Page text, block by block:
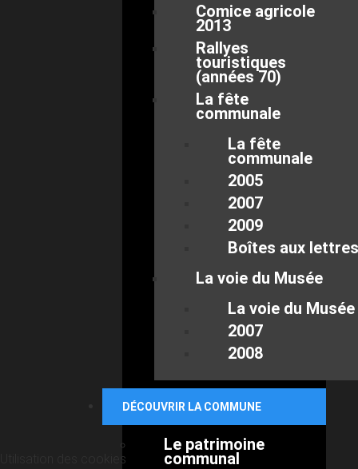
Comice agricole
2013
Rallyes
touristiques
(années 70)
La fête
communale
La fête
communale
2005
2007
2009
Boîtes aux lettres
La voie du Musée
La voie du Musée
2007
2008
DÉCOUVRIR LA COMMUNE
Le patrimoine
communal
Utilisation des cookies